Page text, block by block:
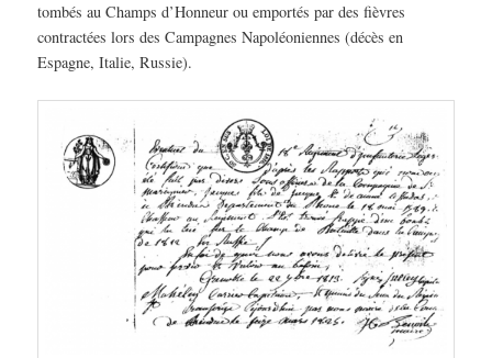
tombés au Champs d’Honneur ou emportés par des fièvres
contractées lors des Campagnes Napoléoniennes (décès en
Espagne, Italie, Russie).